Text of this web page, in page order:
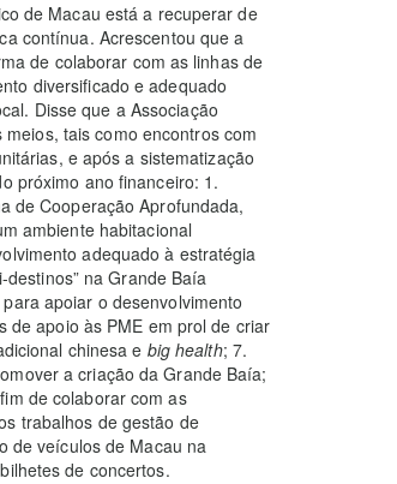
de Macau está a recuperar de
contínua. Acrescentou que a
de colaborar com as linhas de
diversificado e adequado
Disse que a Associação
tais como encontros com
e após a sistematização
próximo ano financeiro: 1.
de Cooperação Aprofundada,
ambiente habitacional
adequado à estratégia
na Grande Baía
apoiar o desenvolvimento
de apoio às PME em prol de criar
chinesa e big health; 7.
a criação da Grande Baía;
de colaborar com as
trabalhos de gestão de
de veículos de Macau na
de concertos.